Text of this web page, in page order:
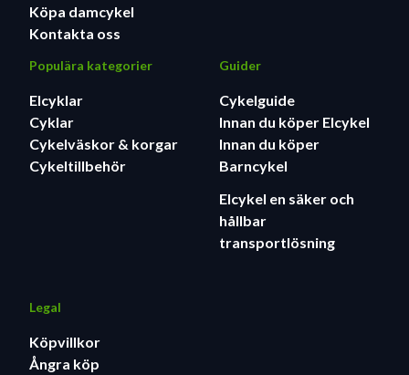
Köpa damcykel
Kontakta oss
Populära kategorier
Elcyklar
Cyklar
Cykelväskor & korgar
Cykeltillbehör
Guider
Cykelguide
Innan du köper Elcykel
Innan du köper
Barncykel
Elcykel en säker och
hållbar
transportlösning
Legal
Köpvillkor
Ångra köp